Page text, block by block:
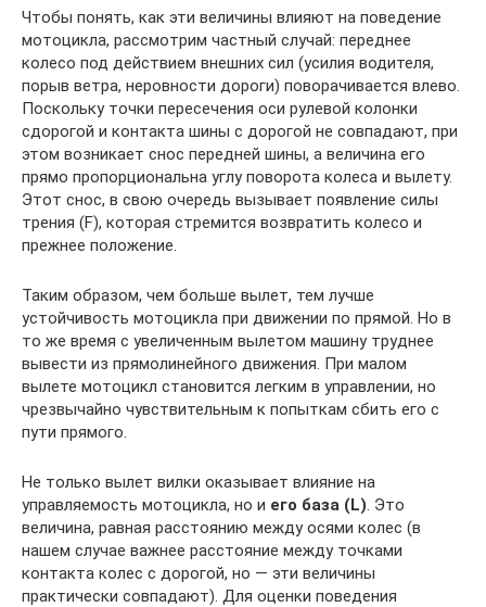
Чтобы понять, как эти величины влияют на поведение
мотоцикла, рассмотрим частный случай: переднее
колесо под действием внешних сил (усилия водителя,
порыв ветра, неровности дороги) поворачивается влево.
Поскольку точки пересечения оси рулевой колонки
сдорогой и контакта шины с дорогой не совпадают, при
этом возникает снос передней шины, а величина его
прямо пропорциональна углу поворота колеса и вылету.
Этот снос, в свою очередь вызывает появление силы
трения (F), которая стремится возвратить колесо и
прежнее положение.
Таким образом, чем больше вылет, тем лучше
устойчивость мотоцикла при движении по прямой. Но в
то же время с увеличенным вылетом машину труднее
вывести из прямолинейного движения. При малом
вылете мотоцикл становится легким в управлении, но
чрезвычайно чувствительным к попыткам сбить его с
пути прямого.
Не только вылет вилки оказывает влияние на
управляемость мотоцикла, но и его база (L). Это
величина, равная расстоянию между осями колес (в
нашем случае важнее расстояние между точками
контакта колес с дорогой, но — эти величины
практически совпадают). Для оценки поведения